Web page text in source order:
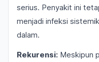
serius. Penyakit ini
menjadi infeksi
dalam.
Rekurensi: Meskipun